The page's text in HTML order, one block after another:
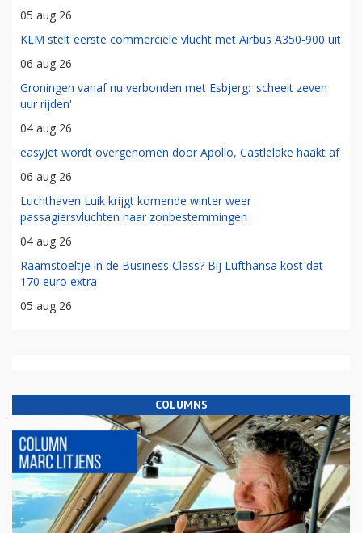
05 aug 26
KLM stelt eerste commerciële vlucht met Airbus A350-900 uit
06 aug 26
Groningen vanaf nu verbonden met Esbjerg: 'scheelt zeven
uur rijden'
04 aug 26
easyJet wordt overgenomen door Apollo, Castlelake haakt af
06 aug 26
Luchthaven Luik krijgt komende winter weer
passagiersvluchten naar zonbestemmingen
04 aug 26
Raamstoeltje in de Business Class? Bij Lufthansa kost dat
170 euro extra
05 aug 26
COLUMNS